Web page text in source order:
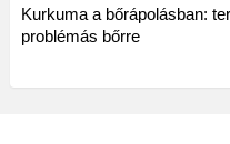
Kurkuma a bőrápolásban:
problémás bőrre